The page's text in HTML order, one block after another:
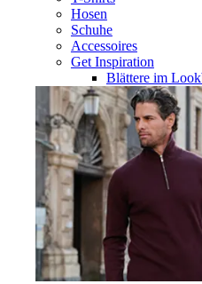
Hosen
Schuhe
Accessoires
Get Inspiration
Blättere im